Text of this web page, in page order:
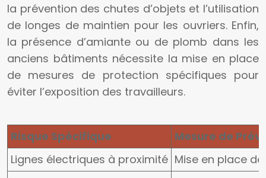
la prévention des chutes d’objets et l’utilisation
de longes de maintien pour les ouvriers. Enfin,
la présence d’amiante ou de plomb dans les
anciens bâtiments nécessite la mise en place
de mesures de protection spécifiques pour
éviter l’exposition des travailleurs.
Risque Spécifique
Mesure de
Lignes électriques à proximité Mise en place